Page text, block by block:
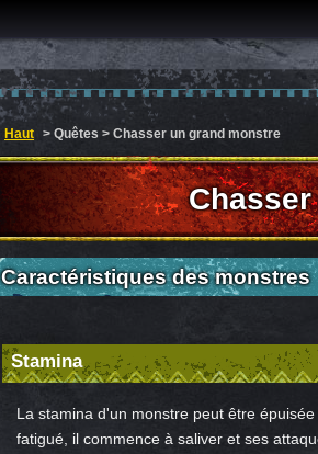
Haut > Quêtes > Chasser un grand monstre
Caractéristiques des monstres
Stamina
La stamina d'un monstre peut être
fatigué, il commence à saliver et ses